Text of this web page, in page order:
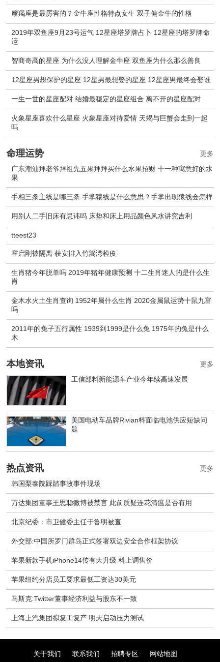
摩羯座是最厉害的？金牛座性格特点女生 双子偏金牛的性格
2019年双鱼座9月23号运气 12星座塔罗牌占卜 12星座的塔罗牌命
运
智商奇高的星座 为什么没人理解金牛座 双鱼座为什么那么善良
12星座男想保护的星座 12星男最想娶的星座 12星座男最终会娶谁
一生一世的星座配对 结婚最稳定的星座组合 离不开的星座配对
火象星座喜欢什么星座 火象星座对待爱情 天蝎与巨蟹会走到一起
吗
命理运势
广东潮汕拜老爷拜祖先五果拜拜买什么水果招财 十一种寓意好的水
果
手相三条主线是哪三条 手掌猿线是什么意思？手掌出现猿线会怎样
用别人二手旧床有忌讳吗 床垫和床上用品颜色风水讲究吉利
tteest23
霍启刚被隔离 获安排入竹篙湾检疫
生肖猪今年脱单吗 2019年猪年健康预测 十二生肖迷人的是什么生
肖
金木水火土生肖查询 1952年属什么生肖 2020金属鼠运势十鼠九富
吗
2011年的兔子五行属性 1939到1999是什么兔 1975年的兔是什么
木
更多
本地资讯
工信部料新能源车产业今年续高速发展
美国电动车品牌Rivian料面临电池供应短缺问
题
更多
热点资讯
韩国梨泰院踩踏事故事件现场
万达集团董事王思聪微博被禁言 此前质疑连花清瘟是否有用
北京纪委：市卫健委主任于鲁明被查
外交部:中国所罗门群岛正式签署双边安全合作框架协议
苹果新款手机iPhone14传有大升级 料上调售价
苹果纽约分店员工要求最低工资达30美元
马斯克:Twitter董事经济利益与股东不一致
上海上汽集团拟复工复产 明天启动压力测试
更多
关于我们 联系我们 招聘专区 网站地图